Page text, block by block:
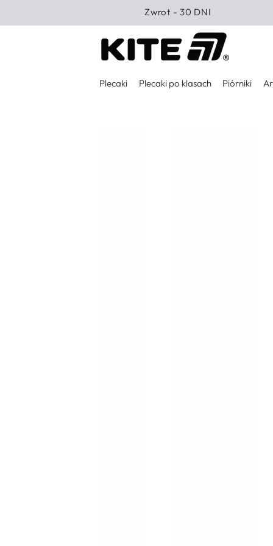
Zwrot - 30 DNI
Plecaki Plecaki po klasach Piórniki